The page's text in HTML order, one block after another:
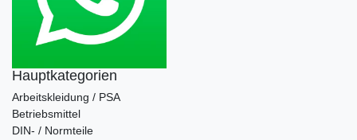
Hauptkategorien
Arbeitskleidung / PSA
Betriebsmittel
DIN- / Normteile